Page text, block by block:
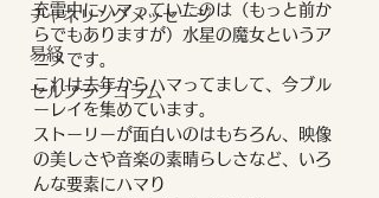
チャネリングメッセージ
易経
セルフラブコラム
充電中にハマっていたのは（もっと前か
らでもありますが）水星の魔女というア
ニメです。
これは去年からハマってまして、今ブル
ーレイを集めています。
ストーリーが面白いのはもちろん、映像
の美しさや音楽の素晴らしさなど、いろ
んな要素にハマり